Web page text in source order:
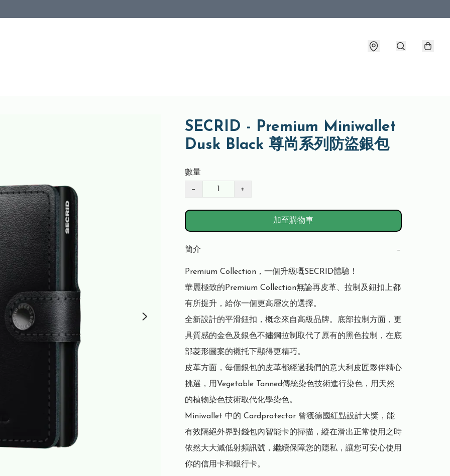
SECRID - Premium Miniwallet
Dusk Black 尊尚系列防盜銀包
數量
− +
加至購物車
簡介 −
Premium Collection，一個升級嘅SECRID體驗！
華麗極致的Premium Collection無論再皮革、拉制及鈕扣上都
有所提升，給你一個更高層次的選擇。
全新設計的平滑鈕扣，概念來自高級品牌。底部拉制方面，更
具質感的金色及銀色不鏽鋼拉制取代了原有的黑色拉制，在底
部菱形圖案的襯托下顯得更精巧。
皮革方面，每個銀包的皮革都經過我們的意大利皮匠夥伴精心
挑選，用Vegetable Tanned傳統染色技術進行染色，用天然
的植物染色技術取代化學染色。
Miniwallet 中的 Cardprotector 曾獲德國紅點設計大獎，能
有效隔絕外界對錢包內智能卡的掃描，縱在滑出正常使用之時
依然大大減低射頻訊號，繼續保障您的隱私，讓您可安心使用
你的信用卡和銀行卡。